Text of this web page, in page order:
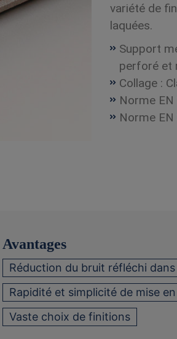
variété de
laquées.
Support
perforé et
Collage :
Norme
Norme
Avantages
Réduction du bruit réfléchi
Rapidité et simplicité de mise
Vaste choix de finitions